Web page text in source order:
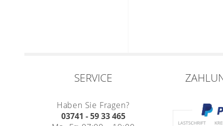
SERVICE
Haben Sie Fragen?
03741 - 59 33 465